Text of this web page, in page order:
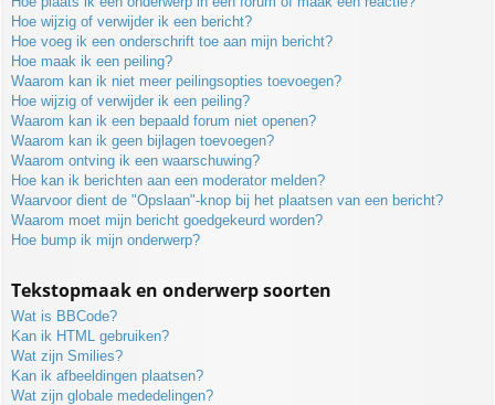
Hoe wijzig of verwijder ik een bericht?
Hoe voeg ik een onderschrift toe aan mijn bericht?
Hoe maak ik een peiling?
Waarom kan ik niet meer peilingsopties toevoegen?
Hoe wijzig of verwijder ik een peiling?
Waarom kan ik een bepaald forum niet openen?
Waarom kan ik geen bijlagen toevoegen?
Waarom ontving ik een waarschuwing?
Hoe kan ik berichten aan een moderator melden?
Waarvoor dient de "Opslaan"-knop bij het plaatsen van een bericht?
Waarom moet mijn bericht goedgekeurd worden?
Hoe bump ik mijn onderwerp?
Tekstopmaak en onderwerp soorten
Wat is BBCode?
Kan ik HTML gebruiken?
Wat zijn Smilies?
Kan ik afbeeldingen plaatsen?
Wat zijn globale mededelingen?